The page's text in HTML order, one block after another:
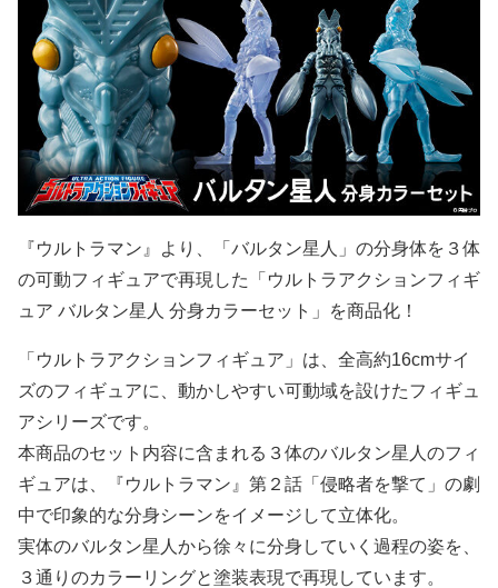
『ウルトラマン』より、「バルタン星人」の分身体を３体
の可動フィギュアで再現した「ウルトラアクションフィギ
ュア バルタン星人 分身カラーセット」を商品化！
「ウルトラアクションフィギュア」は、全高約16cmサイ
ズのフィギュアに、動かしやすい可動域を設けたフィギュ
アシリーズです。
本商品のセット内容に含まれる３体のバルタン星人のフィ
ギュアは、『ウルトラマン』第２話「侵略者を撃て」の劇
中で印象的な分身シーンをイメージして立体化。
実体のバルタン星人から徐々に分身していく過程の姿を、
３通りのカラーリングと塗装表現で再現しています。